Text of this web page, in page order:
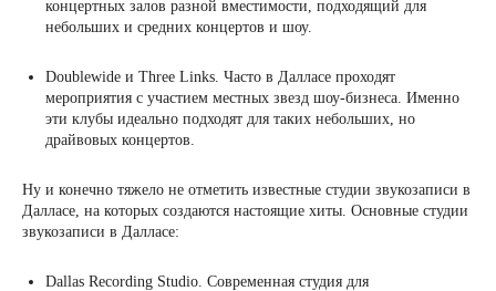
концертных залов разной вместимости, подходящий для
небольших и средних концертов и шоу.
Doublewide и Three Links. Часто в Далласе проходят
мероприятия с участием местных звезд шоу-бизнеса. Именно
эти клубы идеально подходят для таких небольших, но
драйвовых концертов.
Ну и конечно тяжело не отметить известные студии звукозаписи в
Далласе, на которых создаются настоящие хиты. Основные студии
звукозаписи в Далласе:
Dallas Recording Studio. Современная студия для